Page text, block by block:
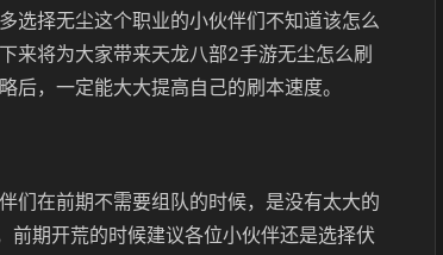
选择无尘这个职业的小伙伴们不知道该怎么
来将为大家带来天龙八部2手游无尘怎么刷
，一定能大大提高自己的刷本速度。
们在前期不需要组队的时候，是没有太大的
前期开荒的时候建议各位小伙伴还是选择伏